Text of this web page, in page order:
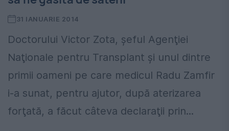
31 IANUARIE 2014
Doctorului Victor Zota, şeful Agenţiei
Naţionale pentru Transplant şi unul dintre
primii oameni pe care medicul Radu Zamfir
i-a sunat, pentru ajutor, după aterizarea
forţată, a făcut câteva declaraţii prin...